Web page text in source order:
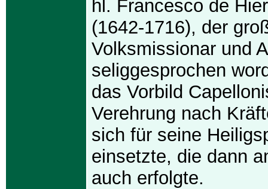
hl. Francesco de
(1642-1716), der
Volksmissionar und
seliggesprochen
das Vorbild
Verehrung nach
sich für seine
einsetzte, die dann
auch erfolgte.